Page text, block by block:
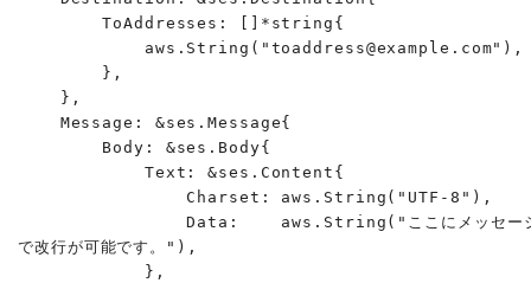
        ToAddresses: []*string{
            aws.String("toaddress@example.com"),
        },
    },
    Message: &ses.Message{
        Body: &ses.Body{
            Text: &ses.Content{
                Charset: aws.String("UTF-8"),
Data:    aws.String("ここにメッセージ
で改行が可能です。"),
            },